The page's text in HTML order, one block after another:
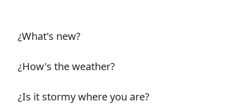
¿What's new?
¿How's the weather?
¿Is it stormy where you are?